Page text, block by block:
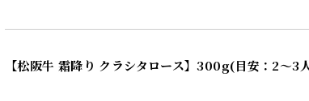
【松阪牛 霜降り クラシタロース】300g(目安：2～3